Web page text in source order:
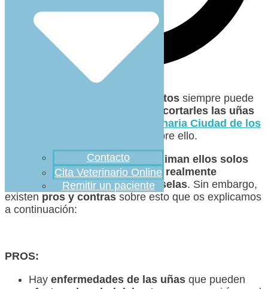
Contacto
Cita Veterinario Online
Remitir un paciente
gatos siempre puede
cortarles las uñas
Clínica Veterinaria Ciudad de los
, queremos hablaros sobre ello.
Los felinos, de forma natural,
se liman ellos solos
las uñas
, razón por la queno es realmente
necesario que haya que cortárselas. Sin embargo,
existen pros y contras sobre esto que os explicamos
a continuación:
PROS:
Hay enfermedades de las uñas que pueden